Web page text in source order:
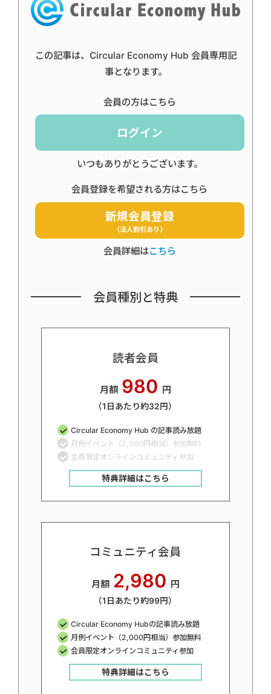
この記事は、Circular Economy Hub 会員専用記
事となります。
会員の方はこちら
ログイン
いつもありがとうございます。
会員登録を希望される方はこちら
新規会員登録
（法人割引あり）
会員詳細はこちら
会員種別と特典
読者会員
月額 980 円
（1日あたり約32円）
Circular Economy Hub の記事読み放題
月例イベント（2,000円相当）参加無料
会員限定オンラインコミュニティ参加
特典詳細はこちら
コミュニティ会員
月額 2,980 円
（1日あたり約99円）
Circular Economy Hubの記事読み放題
月例イベント（2,000円相当）参加無料
会員限定オンラインコミュニティ参加
特典詳細はこちら